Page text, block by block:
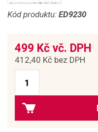
Kód produktu: ED9230
499 Kč vč. DPH
412,40 Kč bez DPH